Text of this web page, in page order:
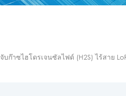
บก๊าซไฮโดรเจนซัลไฟด์ (H2S) ไร้สาย